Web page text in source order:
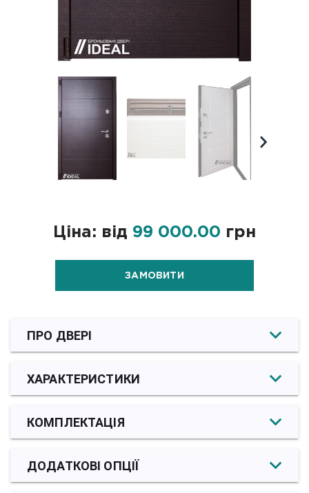
Ціна: від 99 000.00 грн
ЗАМОВИТИ
ПРО ДВЕРІ
ХАРАКТЕРИСТИКИ
КОМПЛЕКТАЦІЯ
ДОДАТКОВІ ОПЦІЇ